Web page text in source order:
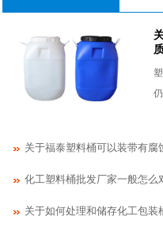
关于福泰塑料桶可以装带有腐
化工塑料桶批发厂家一般怎么
关于如何处理和储存化工包装